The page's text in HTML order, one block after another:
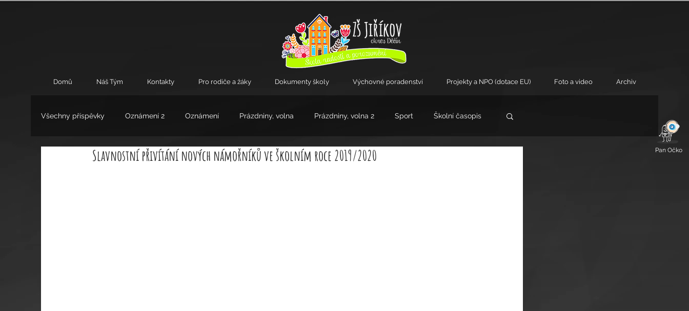
Pan Očko
Domů Náš Tým Kontakty Pro rodiče a žáky Dokumenty školy Výchovné poradenství Projekty a NPO (dotace EU) Foto a video Archiv
Všechny příspěvky Oznámení 2 Oznámení Prázdniny, volna Prázdniny, volna 2 Sport Školní časopis
Výchovné poradenství Zájmové kroužky
Slavnostní přivítání nových námořníků ve školním roce 2019/2020